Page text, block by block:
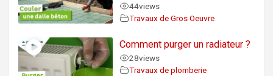
44views
Travaux de Gros Oeuvre
Comment purger un radiateur ?
28views
Travaux de plomberie